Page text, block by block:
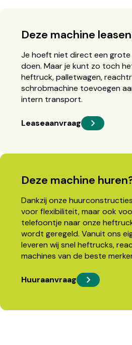
Deze machine
Je hoeft niet direct een
doen. Maar je kunt zo toch
heftruck, palletwagen,
schrobmachine toevoegen
intern transport.
Leaseaanvraag
Deze machine
Dankzij onze
voor flexibiliteit, maar ook
telefoontje naar onze
wordt geregeld. Vanuit ons
leveren wij snel heftrucks,
machines van de beste
Huuraanvraag